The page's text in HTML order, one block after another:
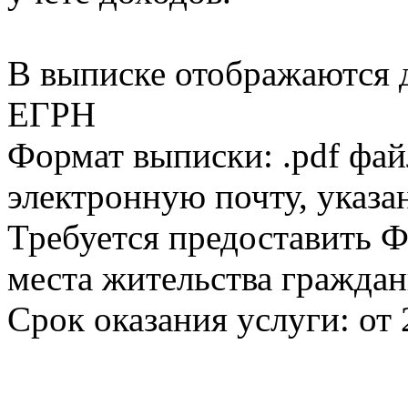
В выписке
ЕГРН
Формат выписки: .pdf
электронную почту,
Требуется
места жительства
Срок оказания услуги: от